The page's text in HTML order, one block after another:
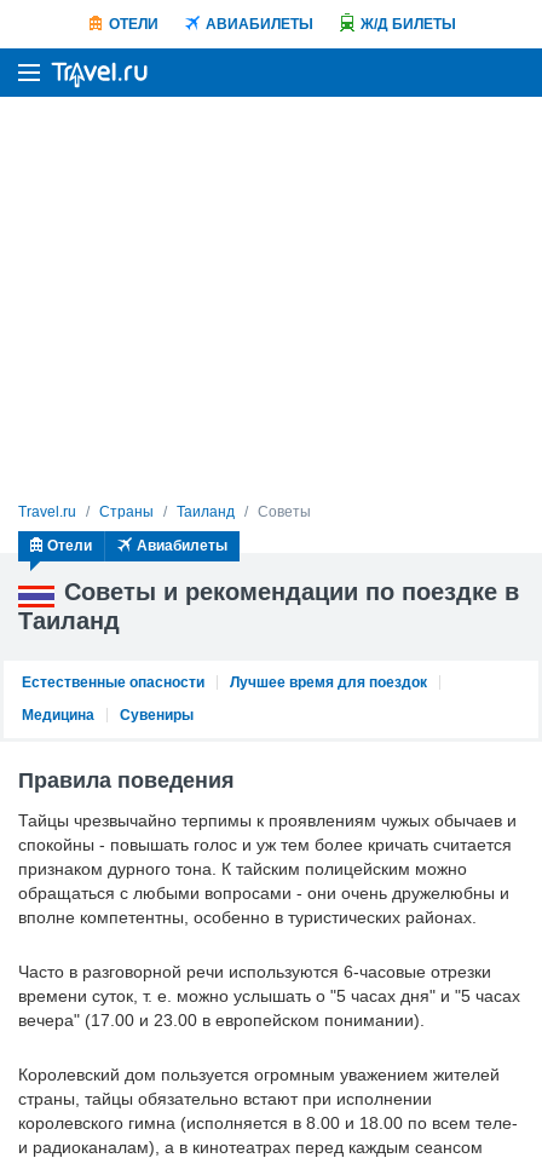
ОТЕЛИ АВИАБИЛЕТЫ Ж/Д БИЛЕТЫ
Travel.ru Страны Таиланд Советы
Советы и рекомендации по поездке в
Таиланд
Отели Авиабилеты
Естественные опасности
Лучшее время для поездок
Медицина
Сувениры
Правила поведения
Тайцы чрезвычайно терпимы к проявлениям чужых обычаев и
спокойны - повышать голос и уж тем более кричать считается
признаком дурного тона. К тайским полицейским можно
обращаться с любыми вопросами - они очень дружелюбны и
вполне компетентны, особенно в туристических районах.
Часто в разговорной речи используются 6-часовые отрезки
времени суток, т. е. можно услышать о "5 часах дня" и "5 часах
вечера" (17.00 и 23.00 в европейском понимании).
Королевский дом пользуется огромным уважением жителей
страны, тайцы обязательно встают при исполнении
королевского гимна (исполняется в 8.00 и 18.00 по всем теле-
и радиоканалам), а в кинотеатрах перед каждым сеансом